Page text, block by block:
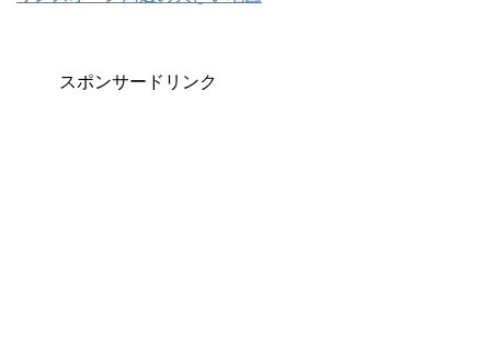
スポンサードリンク